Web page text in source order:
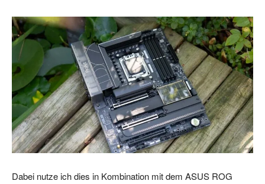
Dabei nutze ich dies in Kombination mit dem ASUS ROG